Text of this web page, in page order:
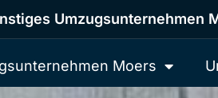
Umzugsunternehmen
Moers